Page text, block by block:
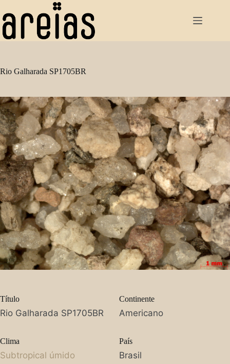
para
o
conteúdo
Rio Galharada SP1705BR
Título
Rio Galharada SP1705BR
Clima
Subtropical úmido
Continente
Americano
País
Brasil